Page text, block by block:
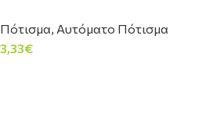
Πότισμα, Αυτόματο Πότισμα
3,33€